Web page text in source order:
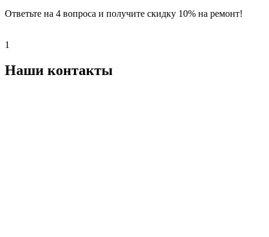
Ответьте на 4 вопроса и получите скидку 10% на ремонт!
1
Наши контакты